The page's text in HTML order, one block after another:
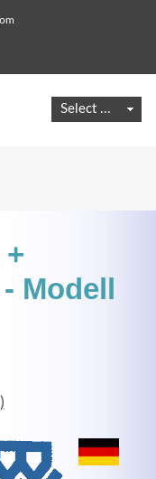
Modell
adipiscing
eget dolor.